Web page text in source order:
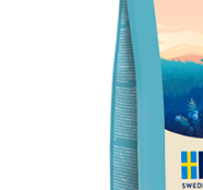
Vše pro kočky